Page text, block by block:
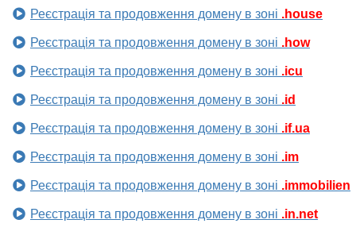
Реєстрація та продовження домену в зоні .house
Реєстрація та продовження домену в зоні .how
Реєстрація та продовження домену в зоні .icu
Реєстрація та продовження домену в зоні .id
Реєстрація та продовження домену в зоні .if.ua
Реєстрація та продовження домену в зоні .im
Реєстрація та продовження домену в зоні .immobilien
Реєстрація та продовження домену в зоні .in.net